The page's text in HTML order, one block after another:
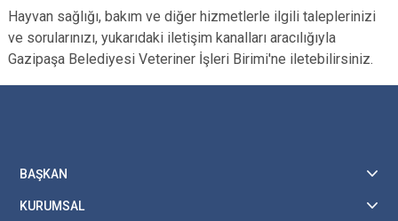
Hayvan sağlığı, bakım ve diğer hizmetlerle ilgili taleplerinizi
ve sorularınızı, yukarıdaki iletişim kanalları aracılığıyla
Gazipaşa Belediyesi Veteriner İşleri Birimi'ne iletebilirsiniz.
BAŞKAN
KURUMSAL